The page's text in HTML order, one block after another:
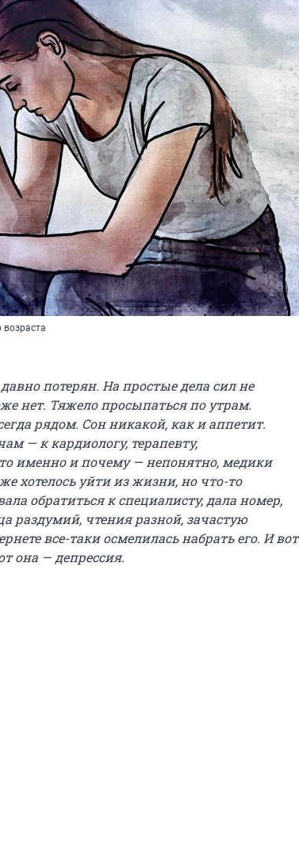
возраста
потерян. На простые дела сил не
нет. Тяжело просыпаться по утрам.
рядом. Сон никакой, как и аппетит.
— к кардиологу, терапевту,
именно и почему — непонятно, медики
хотелось уйти из жизни, но что-то
обратиться к специалисту, дала номер,
раздумий, чтения разной, зачастую
все-таки осмелилась набрать его. И вот
она — депрессия.